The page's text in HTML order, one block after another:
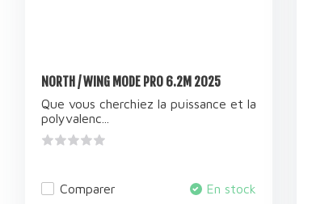
NORTH / WING MODE PRO 6.2M 2025
Que vous cherchiez la puissance et la
polyvalenc...
Comparer
En stock